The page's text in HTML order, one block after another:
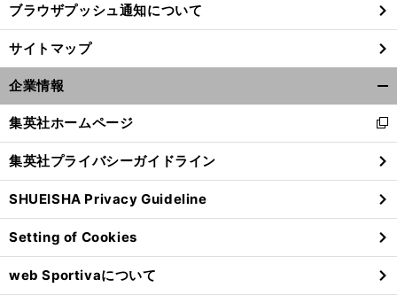
ブラウザプッシュ通知について
サイトマップ
企業情報
閉
る
集英社ホームページ
新
し
い
ウ
ィ
ン
ド
ウ
で
開
集英社プライバシーガイドライン
SHUEISHA Privacy Guideline
Setting of Cookies
web Sportivaについて